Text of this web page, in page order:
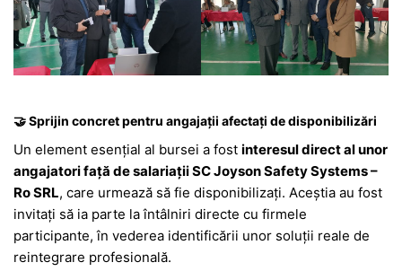
🤝 Sprijin concret pentru angajații afectați de disponibilizări
Un element esențial al bursei a fost interesul direct al unor
angajatori față de salariații SC Joyson Safety Systems –
Ro SRL, care urmează să fie disponibilizați. Aceștia au fost
invitați să ia parte la întâlniri directe cu firmele
participante, în vederea identificării unor soluții reale de
reintegrare profesională.